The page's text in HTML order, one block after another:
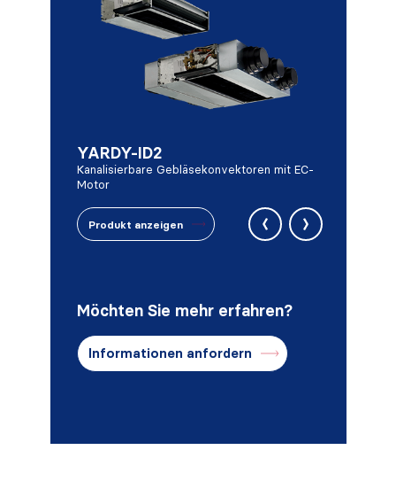
YARDY-ID2
Kanalisierbare Gebläsekonvektoren mit EC-
Motor
Produkt anzeigen ‹ ›
Möchten Sie mehr erfahren?
Informationen anfordern